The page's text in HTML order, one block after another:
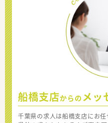
船橋支店からの メッ
千葉県の求人は船橋支店にお任